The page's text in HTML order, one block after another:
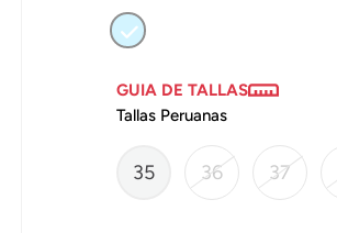
GUIA DE TALLAS
Tallas Peruanas
35 36 37